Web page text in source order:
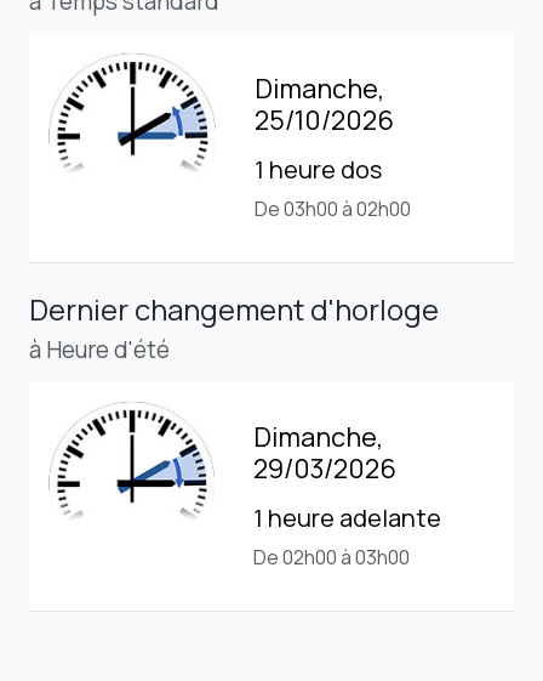
Dimanche,
25/10/2026
1 heure dos
De 03h00 à 02h00
Dernier changement d'horloge
à Heure d'été
Dimanche,
29/03/2026
1 heure adelante
De 02h00 à 03h00